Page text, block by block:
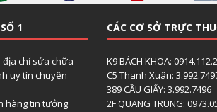
1
chỉ sửa chữa
uy tín chuyên
hàng tin tưởng
CÁC CƠ SỞ TRỰC
K9 BÁCH KHOA:
C5 Thanh Xuân:
389 CẦU GIẤY: 3.992.7496
2F QUANG TRUNG: